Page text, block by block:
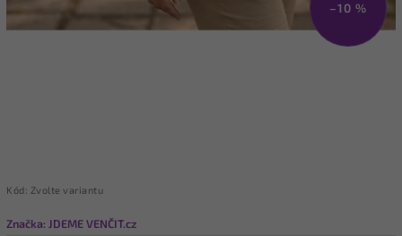
–10 %
Kód: Zvolte variantu
Značka: JDEME VENČIT.cz